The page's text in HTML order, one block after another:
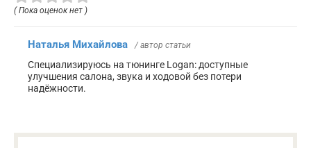
( Пока оценок нет )
Наталья Михайлова / автор статьи
Специализируюсь на тюнинге Logan: доступные
улучшения салона, звука и ходовой без потери
надёжности.